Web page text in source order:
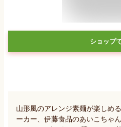
ショップ
山形風のアレンジ素麺が楽しめ
ーカー、伊藤食品のあいこちゃ